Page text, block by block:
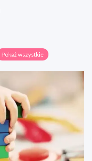
Pokaż wszystkie